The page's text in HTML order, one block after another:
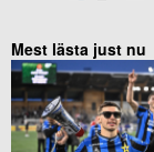
Mest lästa just nu